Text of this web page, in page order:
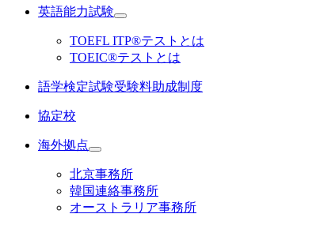
英語能力試験
TOEFL ITP®テストとは
TOEIC®テストとは
語学検定試験受験料助成制度
協定校
海外拠点
北京事務所
韓国連絡事務所
オーストラリア事務所